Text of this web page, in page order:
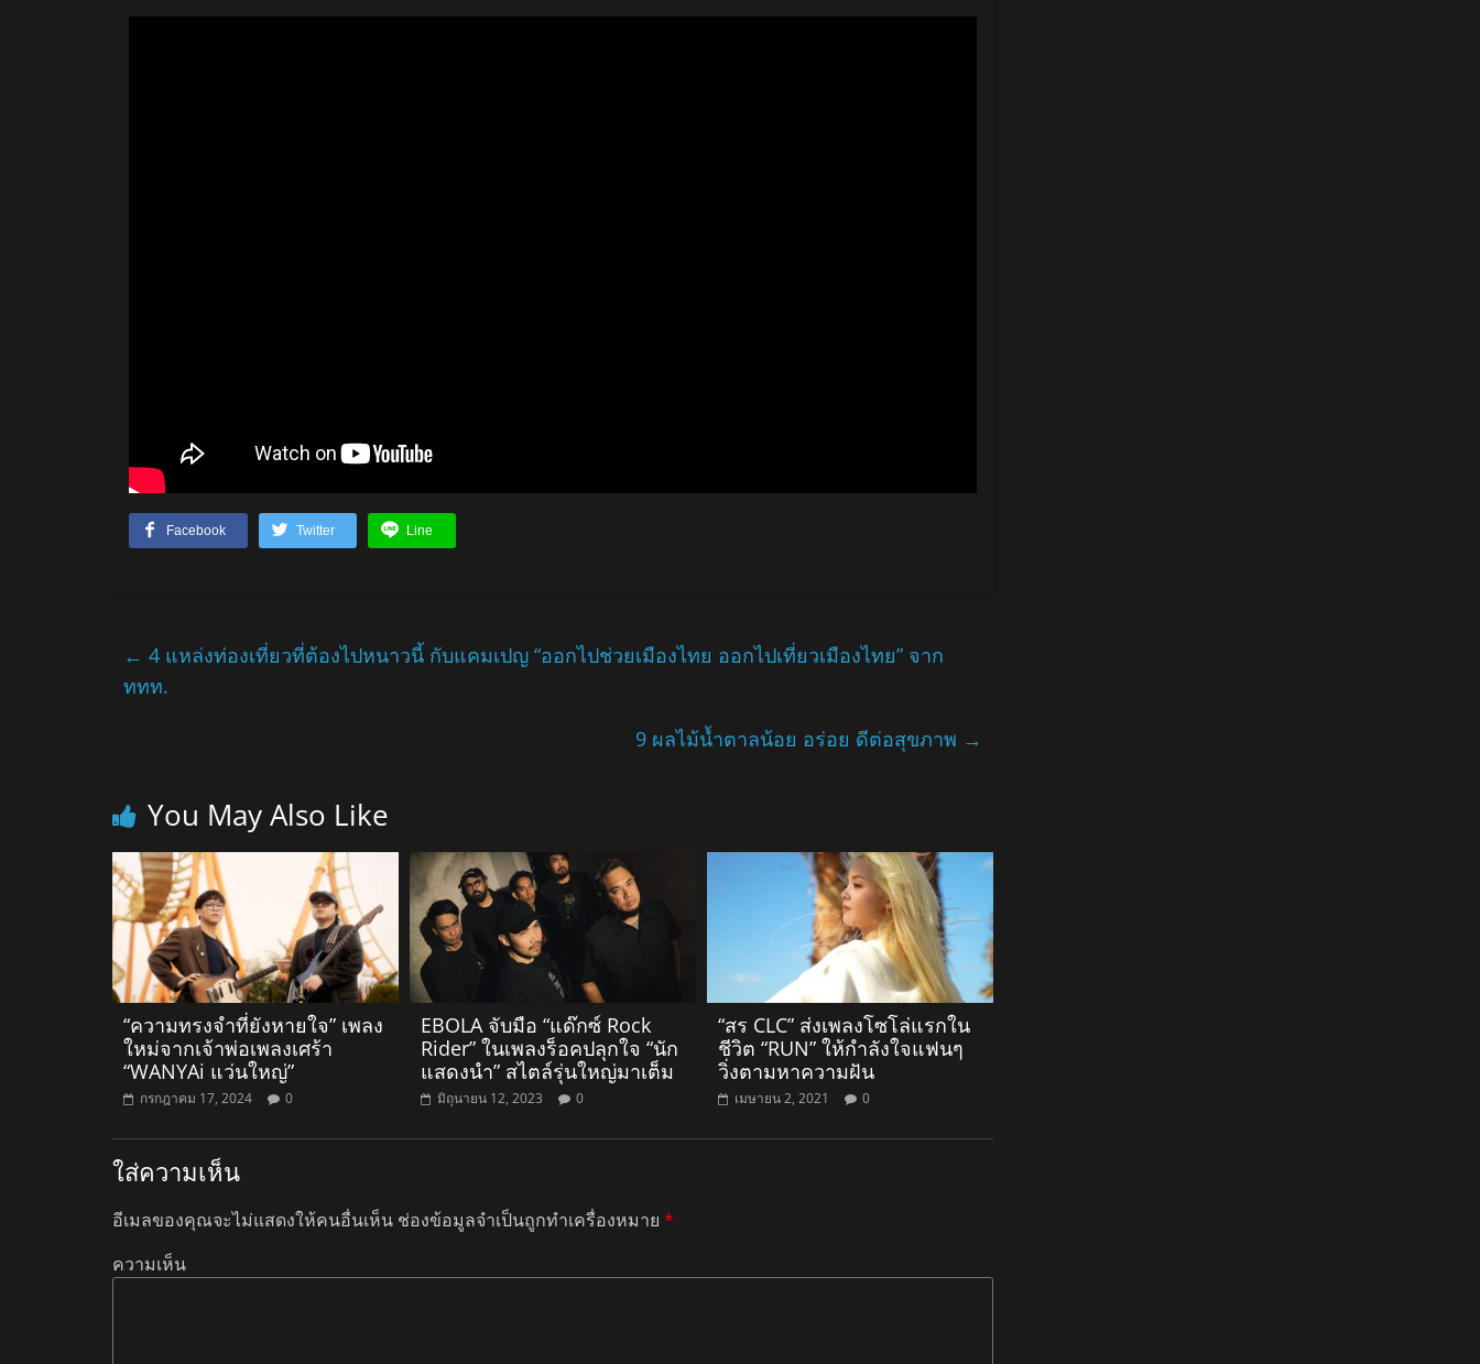
Facebook Twitter Line
← 4 แหล่งท่องเที่ยวที่ต้องไปหนาวนี้ กับแคมเปญ “ออกไปช่วยเมืองไทย ออกไปเที่ยวเมืองไทย” จาก
ททท.
9 ผลไม้น้ำตาลน้อย อร่อย ดีต่อสุขภาพ →
You May Also Like
“ความทรงจำที่ยังหายใจ” เพลง
ใหม่จากเจ้าพ่อเพลงเศร้า
“WANYAi แว่นใหญ่”
กรกฎาคม 17, 2024 0
EBOLA จับมือ “แด๊กซ์ Rock
Rider” ในเพลงร็อคปลุกใจ “นัก
แสดงนำ” สไตล์รุ่นใหญ่มาเต็ม
มิถุนายน 12, 2023 0
“สร CLC” ส่งเพลงโซโล่แรกใน
ชีวิต “RUN” ให้กำลังใจแฟนๆ
วิ่งตามหาความฝัน
เมษายน 2, 2021 0
ใส่ความเห็น
อีเมลของคุณจะไม่แสดงให้คนอื่นเห็น ช่องข้อมูลจำเป็นถูกทำเครื่องหมาย *
ความเห็น